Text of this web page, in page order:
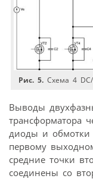
Рис. 5. Схема 4 DC/
Выводы
трансформатора
диоды и обмотки
первому
средние точки
соединены со